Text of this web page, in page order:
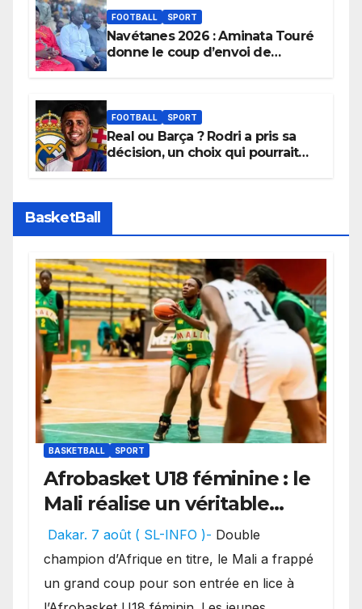
FOOTBALL SPORT
Navétanes 2026 : Aminata Touré
donne le coup d’envoi de
apaisées.
FOOTBALL SPORT
Real ou Barça ? Rodri a pris sa
décision, un choix qui pourrait
BasketBall
BASKETBALL SPORT
Afrobasket U18 féminine : le
Mali réalise un véritable
festival offensif et inflige
une lourde défaite au
Bénin.
Dakar. 7 août ( SL-INFO )- Double
champion d’Afrique en titre, le Mali a frappé
un grand coup pour son entrée en lice à